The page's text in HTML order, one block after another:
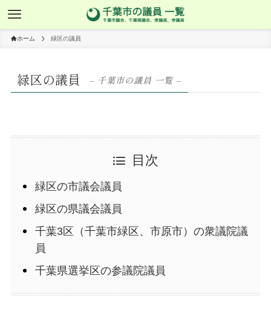
ホーム 緑区の議員
緑区の議員 – 千葉市の議員 一覧 –
目次
緑区の市議会議員
緑区の県議会議員
千葉3区（千葉市緑区、市原市）の衆議院議
員
千葉県選挙区の参議院議員